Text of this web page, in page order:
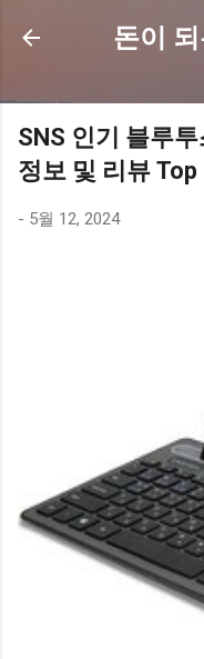
기본
돈이 되
SNS 인기 블루
정보 및 리뷰 Top
- 5월 12, 2024